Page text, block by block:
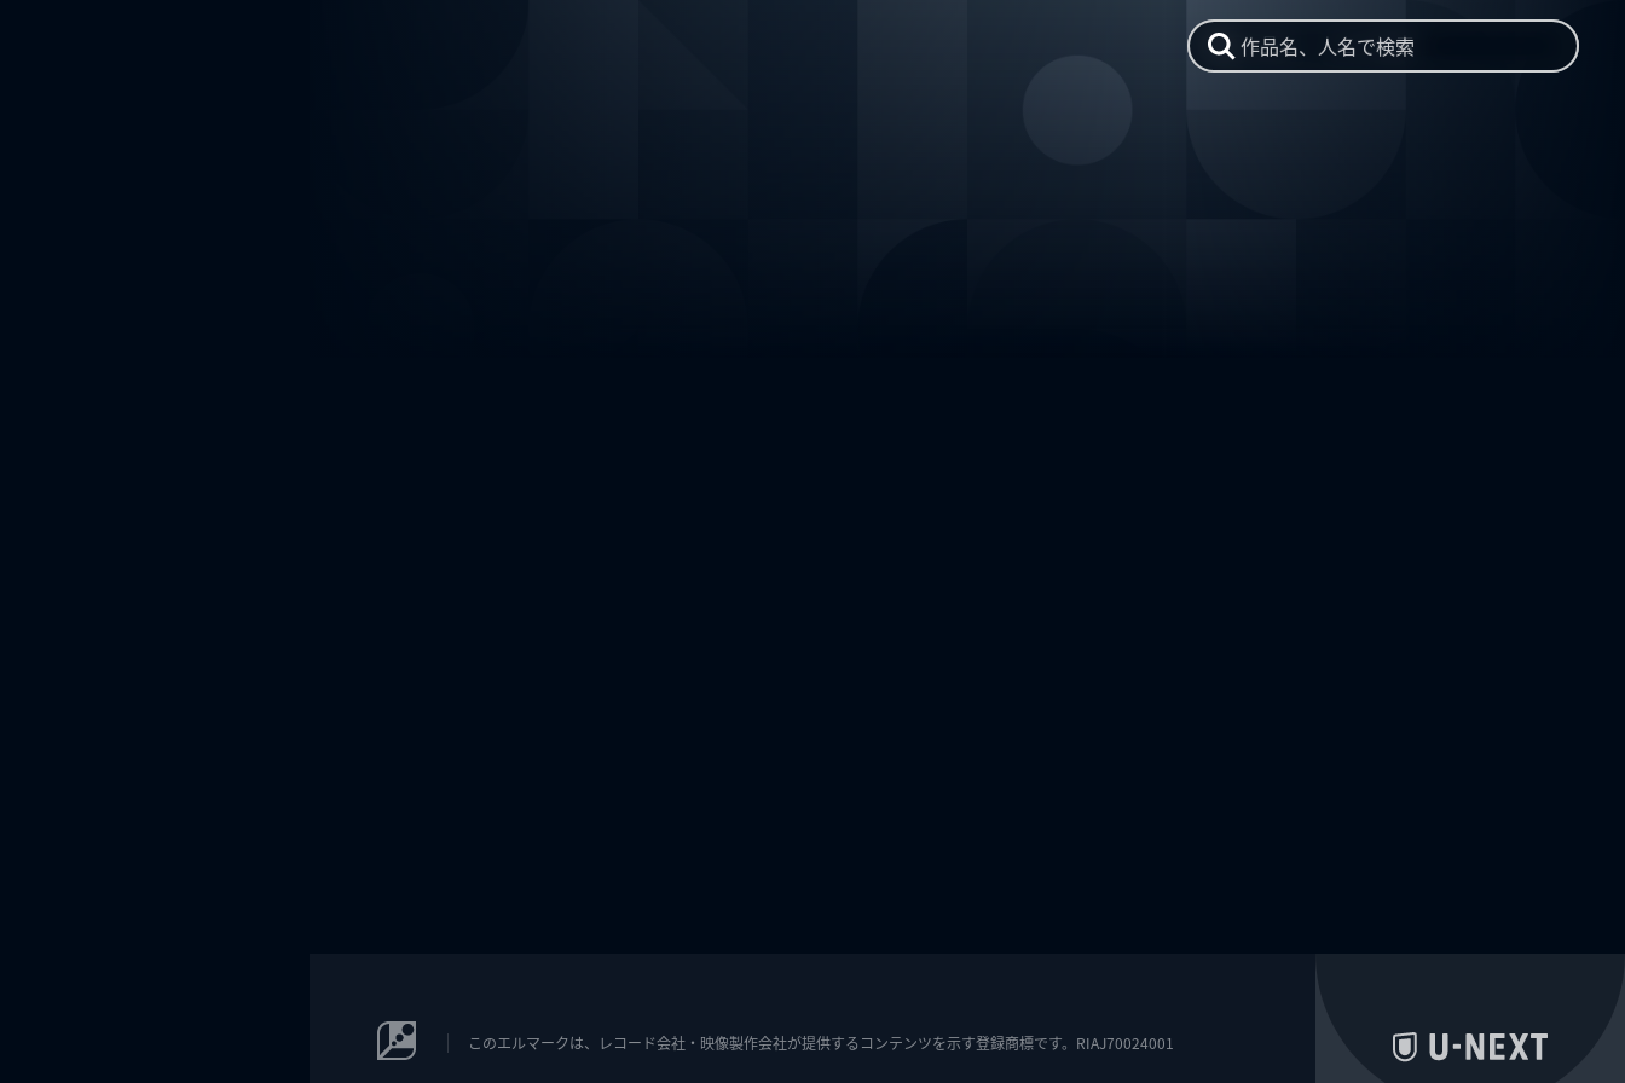
作品名、人名で検索
このエルマークは、レコード会社・映像製作会社が提供するコンテンツを示す登録商標です。RIAJ70024001